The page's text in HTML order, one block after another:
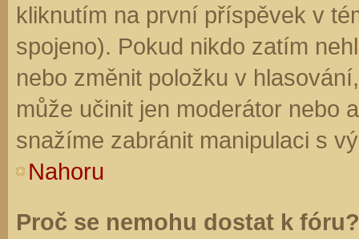
kliknutím na první příspěvek v
spojeno). Pokud nikdo zatím
nebo změnit položku v
může učinit jen moderátor nebo
snažíme zabránit manipulaci s
Nahoru
Proč se nemohu dostat k fóru?